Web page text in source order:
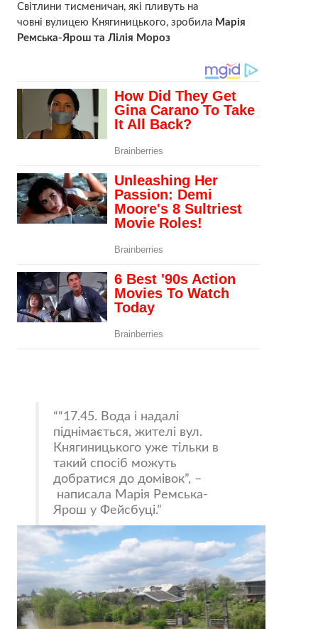
Світлини тисменичан, які пливуть на
човні вулицею Княгиницького, зробила Марія
Ремська-Ярош та Лілія Мороз
“17.45. Вода і надалі
піднімається, жителі вул.
Княгиницького уже тільки в
такий спосіб можуть
добратися до домівок”, –
написала Марія Ремська-
Ярош у Фейсбуці.